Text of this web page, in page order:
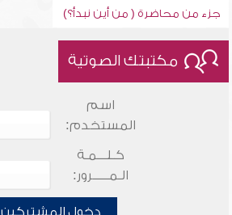
جزء من محاضرة ( من أين نبدأ؟)
مكتبتك الصوتية
اسم
المستخدم:
كـلـــمـة
الـمـــــرور:
دخول المشتركين